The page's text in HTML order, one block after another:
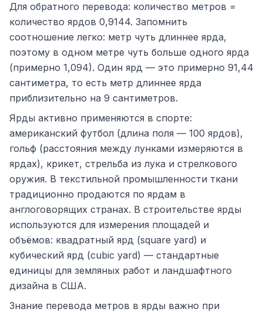
Для обратного перевода: количество метров =
количество ярдов 0,9144. Запомнить
соотношение легко: метр чуть длиннее ярда,
поэтому в одном метре чуть больше одного ярда
(примерно 1,094). Один ярд — это примерно 91,44
сантиметра, то есть метр длиннее ярда
приблизительно на 9 сантиметров.
Ярды активно применяются в спорте:
американский футбол (длина поля — 100 ярдов),
гольф (расстояния между лунками измеряются в
ярдах), крикет, стрельба из лука и стрелкового
оружия. В текстильной промышленности ткани
традиционно продаются по ярдам в
англоговорящих странах. В строительстве ярды
используются для измерения площадей и
объёмов: квадратный ярд (square yard) и
кубический ярд (cubic yard) — стандартные
единицы для земляных работ и ландшафтного
дизайна в США.
Знание перевода метров в ярды важно при